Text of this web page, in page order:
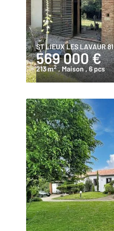
ST LIEUX LES LAVAUR 81
569 000 €
213 m2 , Maison, 6 pcs